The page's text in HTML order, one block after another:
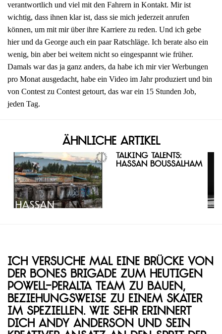
verantwortlich und viel mit den Fahrern in Kontakt. Mir ist
wichtig, dass ihnen klar ist, dass sie mich jederzeit anrufen
können, um mit mir über ihre Karriere zu reden. Und ich gebe
hier und da George auch ein paar Ratschläge. Ich berate also ein
wenig, bin aber bei weitem nicht so eingespannt wie früher.
Damals war das ja ganz anders, da habe ich mir vier Werbungen
pro Monat ausgedacht, habe ein Video im Jahr produziert und bin
von Contest zu Contest getourt, das war ein 15 Stunden Job,
jeden Tag.
Ähnliche Artikel
Talking Talents:
Hassan Boussalham
Ich versuche mal eine Brücke von
der Bones Brigade zum heutigen
Powell-Peralta Team zu bauen,
beziehungsweise zu einem Skater
im Speziellen. Wie sehr erinnert
dich Andy Anderson und sein